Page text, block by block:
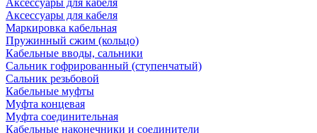
Аксессуары для кабеля
Аксессуары для кабеля
Маркировка кабельная
Пружинный сжим (кольцо)
Кабельные вводы, сальники
Сальник гофрированный (ступенчатый)
Сальник резьбовой
Кабельные муфты
Муфта концевая
Муфта соединительная
Кабельные наконечники и соединители